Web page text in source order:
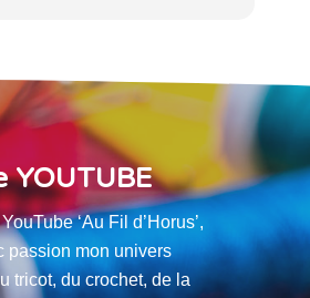
YOUTUBE
‘Au Fil d’Horus’,
passion mon univers
tricot, du crochet, de la